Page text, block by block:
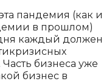
пандемия (как и
в прошлом)
каждый должен
бизнеса уже
бизнес в